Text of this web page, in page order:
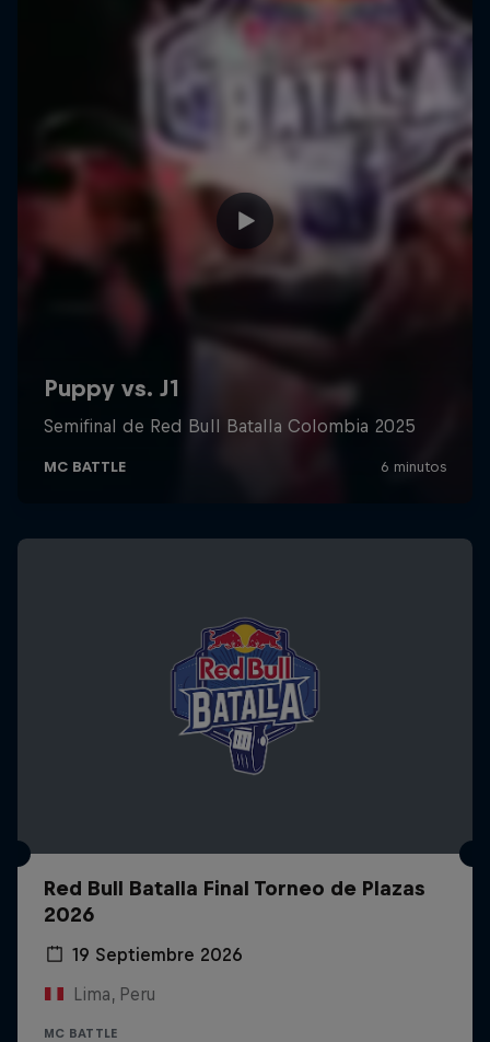
Red Bull Batalla Final Torneo de Plazas
2026
19 Septiembre 2026
Lima, Peru
MC BATTLE